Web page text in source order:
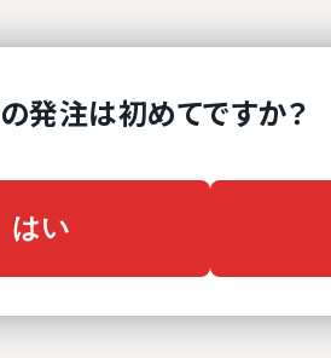
の発注は初めてですか？
はい